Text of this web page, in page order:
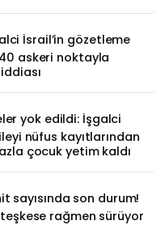
İsrail’in gözetleme
askeri noktayla
yok edildi: İşgalci
nüfus kayıtlarından
çocuk yetim kaldı
sayısında son durum!
rağmen sürüyor